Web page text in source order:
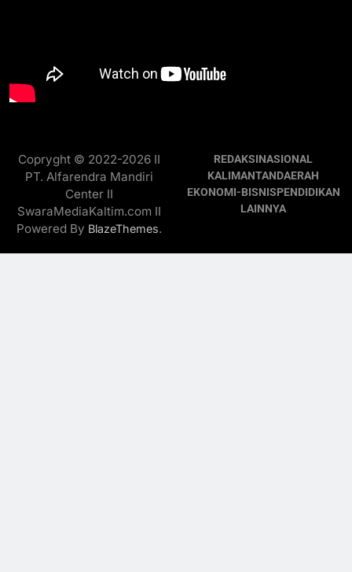
Copryght © 2022-2026 II
PT. Alfarendra Mandiri
Center II
SwaraMediaKaltim.com II
Powered By BlazeThemes.
REDAKSINASIONAL
KALIMANTANDAERAH
EKONOMI-BISNISPENDIDIKAN
LAINNYA